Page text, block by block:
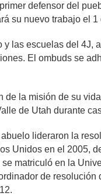
defensor del
su nuevo trabajo el 1
las escuelas del 4J,
la misión de su
de Utah durante
lideraron la
Unidos en el 2005,
matriculó en la
de